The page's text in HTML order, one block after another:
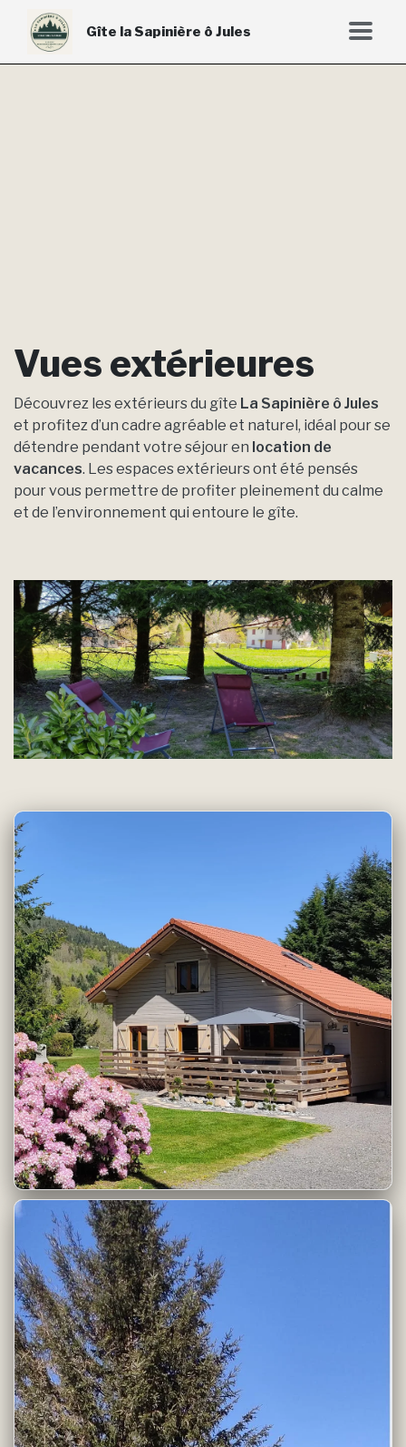
Gîte la Sapinière ô Jules
Vues extérieures
Découvrez les extérieurs du gîte La Sapinière ô Jules
et profitez d’un cadre agréable et naturel, idéal pour se
détendre pendant votre séjour en location de
vacances. Les espaces extérieurs ont été pensés
pour vous permettre de profiter pleinement du calme
et de l’environnement qui entoure le gîte.